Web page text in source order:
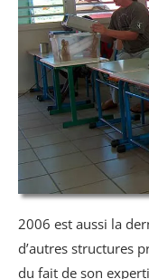
2006 est aussi la
d’autres structures
du fait de son